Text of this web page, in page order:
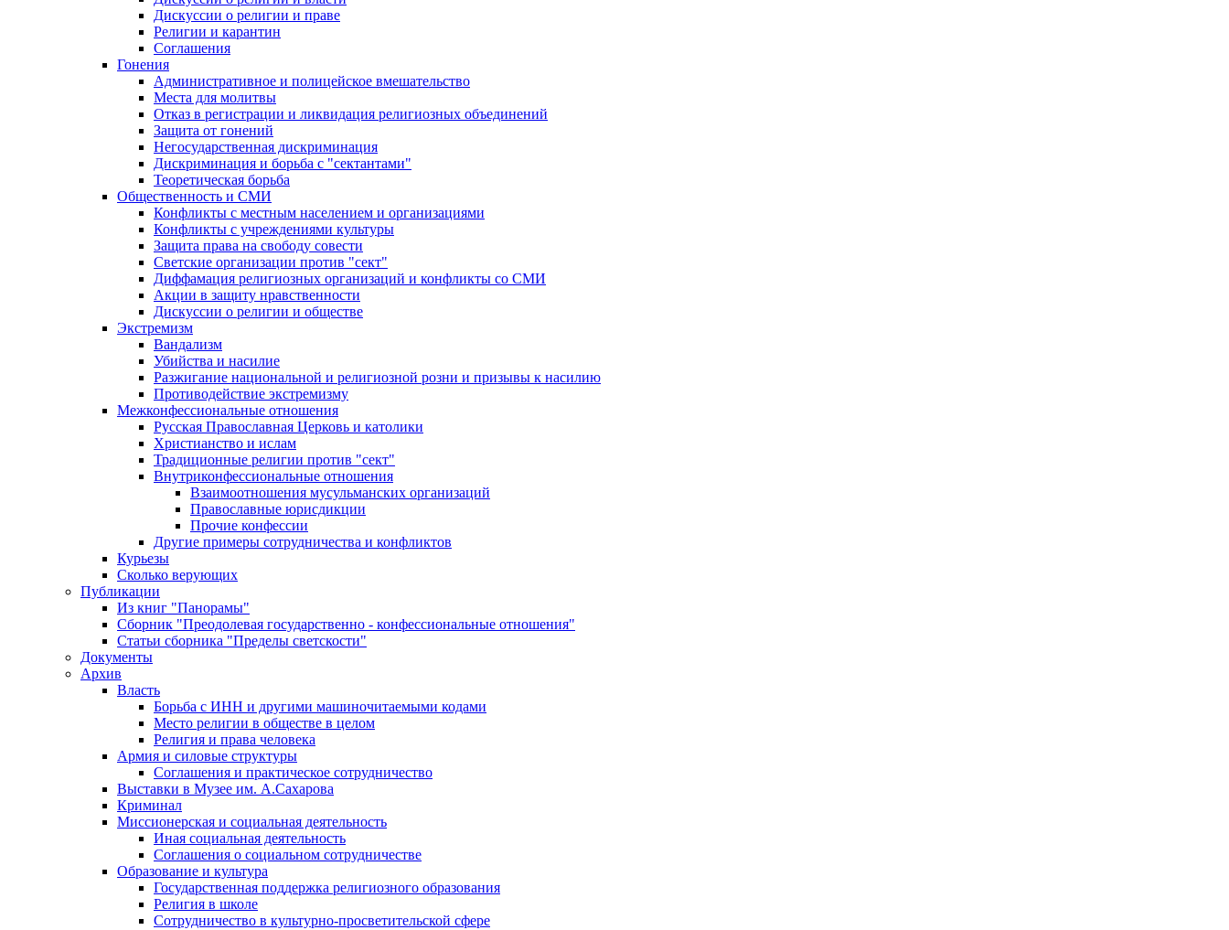
Дискуссии о религии и праве
Религии и карантин
Соглашения
Гонения
Административное и полицейское вмешательство
Места для молитвы
Отказ в регистрации и ликвидация религиозных объединений
Защита от гонений
Негосударственная дискриминация
Дискриминация и борьба с "сектантами"
Теоретическая борьба
Общественность и СМИ
Конфликты с местным населением и организациями
Конфликты с учреждениями культуры
Защита права на свободу совести
Светские организации против "сект"
Диффамация религиозных организаций и конфликты со СМИ
Акции в защиту нравственности
Дискуссии о религии и обществе
Экстремизм
Вандализм
Убийства и насилие
Разжигание национальной и религиозной розни и призывы к насилию
Противодействие экстремизму
Межконфессиональные отношения
Русская Православная Церковь и католики
Христианство и ислам
Традиционные религии против "сект"
Внутриконфессиональные отношения
Взаимоотношения мусульманских организаций
Православные юрисдикции
Прочие конфессии
Другие примеры сотрудничества и конфликтов
Курьезы
Сколько верующих
Публикации
Из книг "Панорамы"
Сборник "Преодолевая государственно - конфессиональные отношения"
Статьи сборника "Пределы светскости"
Документы
Архив
Власть
Борьба с ИНН и другими машиночитаемыми кодами
Место религии в обществе в целом
Религия и права человека
Армия и силовые структуры
Соглашения и практическое сотрудничество
Выставки в Музее им. А.Сахарова
Криминал
Миссионерская и социальная деятельность
Иная социальная деятельность
Соглашения о социальном сотрудничестве
Образование и культура
Государственная поддержка религиозного образования
Религия в школе
Сотрудничество в культурно-просветительской сфере